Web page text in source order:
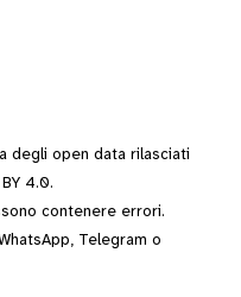
degli open data rilasciati
4.0.
contenere errori.
, Telegram o